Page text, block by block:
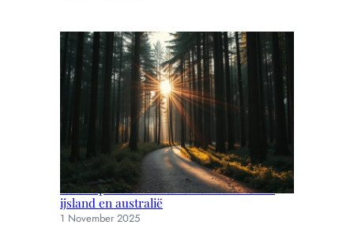
Reisinspiratie: avonturen en culturen in
ijsland en australië
1 November 2025